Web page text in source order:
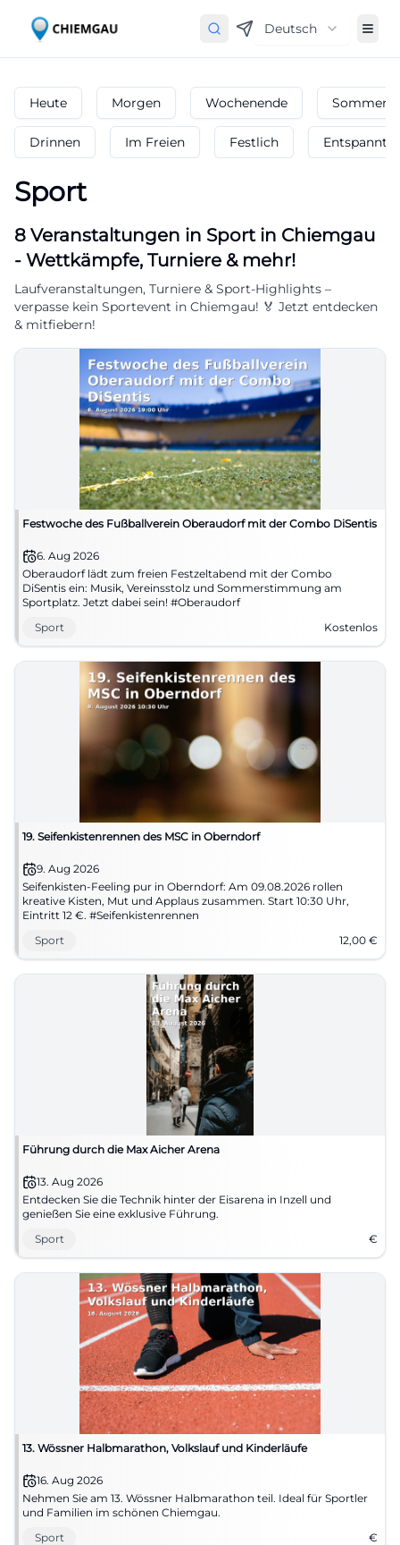
Deutsch
Heute Morgen Wochenende
Drinnen Im Freien Festlich Entspannt
Sport
8 Veranstaltungen in Sportin Chiemgau
- Wettkämpfe, Turniere & mehr!
Laufveranstaltungen, Turniere & Sport-Highlights –
verpasse kein Sportevent in Chiemgau! 🏅 Jetzt entdecken
& mitfiebern!
Festwoche des Fußballverein Oberaudorf mit der Combo DiSentis
6. Aug 2026
Oberaudorf lädt zum freien Festzeltabend mit der Combo
DiSentis ein: Musik, Vereinsstolz und Sommerstimmung am
Sportplatz. Jetzt dabei sein! #Oberaudorf
Sport
Kostenlos
19. Seifenkistenrennen des MSC in Oberndorf
9. Aug 2026
Seifenkisten-Feeling pur in Oberndorf: Am 09.08.2026 rollen
kreative Kisten, Mut und Applaus zusammen. Start 10:30 Uhr,
Eintritt 12 €. #Seifenkistenrennen
Sport
12,00 €
Führung durch die Max Aicher Arena
13. Aug 2026
Entdecken Sie die Technik hinter der Eisarena in Inzell und
genießen Sie eine exklusive Führung.
Sport
€
13. Wössner Halbmarathon, Volkslauf und Kinderläufe
16. Aug 2026
Nehmen Sie am 13. Wössner Halbmarathon teil. Ideal für Sportler
und Familien im schönen Chiemgau.
Sport
€